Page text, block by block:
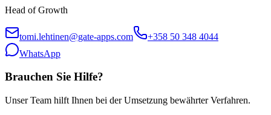
Head of Growth
tomi.lehtinen@gate-apps.com
+358 50 348 4044
WhatsApp
Brauchen Sie Hilfe?
Unser Team hilft Ihnen bei der Umsetzung bewährter Verfahren.